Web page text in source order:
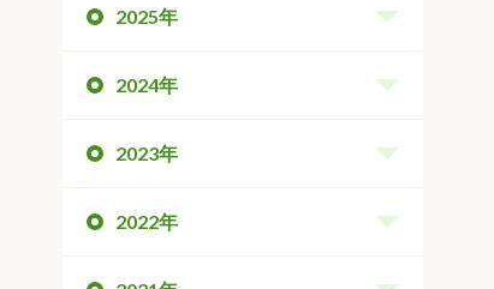
2025年
2024年
2023年
2022年